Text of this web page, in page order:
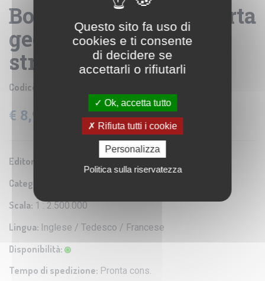
Bolivia Paraguay - carta
geografica turistica e
stradale
Codice prodotto:
€ 8,90 IVA: 4% Inclusa
Editore/Produttore: Nelles
Categoria:
Scala: 1 : 2.500.000
Lingua: Inglese / Tedesco / Francese
Disponibilità:
Tempo di spedizione: Pronta cons.
Questo sito fa uso di
cookies e ti consente
di decidere se
accettarli o rifiutarli
Ok, accetta tutto
Rifiuta tutti i cookie
Personalizza
Politica sulla riservatezza